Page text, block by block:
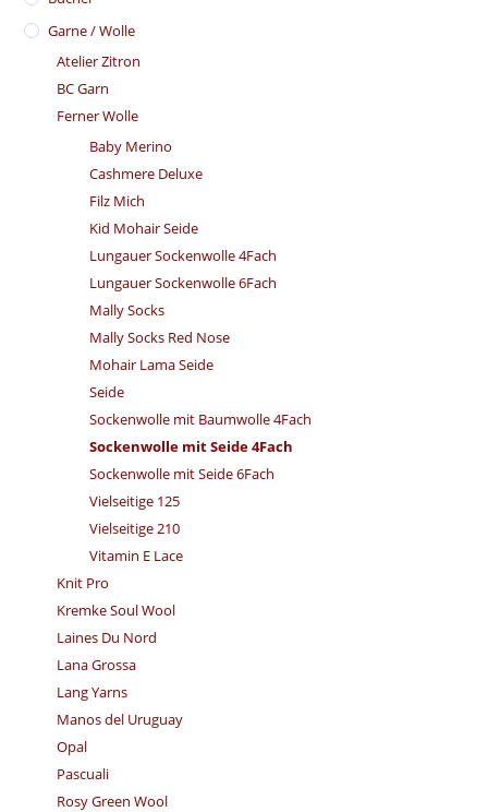
Garne / Wolle
Atelier Zitron
BC Garn
Ferner Wolle
Baby Merino
Cashmere Deluxe
Filz Mich
Kid Mohair Seide
Lungauer Sockenwolle 4Fach
Lungauer Sockenwolle 6Fach
Mally Socks
Mally Socks Red Nose
Mohair Lama Seide
Seide
Sockenwolle mit Baumwolle 4Fach
Sockenwolle mit Seide 4Fach
Sockenwolle mit Seide 6Fach
Vielseitige 125
Vielseitige 210
Vitamin E Lace
Knit Pro
Kremke Soul Wool
Laines Du Nord
Lana Grossa
Lang Yarns
Manos del Uruguay
Opal
Pascuali
Rosy Green Wool